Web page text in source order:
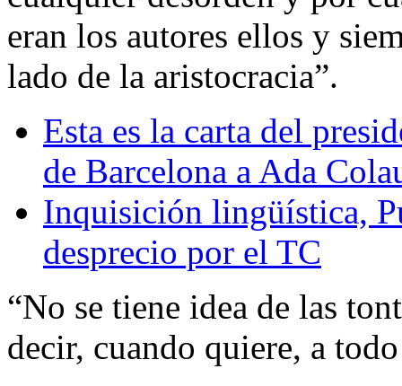
eran los autores ellos y
lado de la aristocracia”.
Esta es la carta del
de Barcelona a Ada
Inquisición lingüística,
desprecio por el TC
“No se tiene idea de las
decir, cuando quiere, a